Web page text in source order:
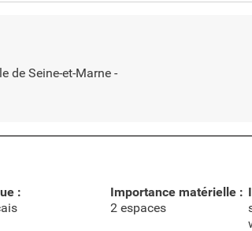
de Seine-et-Marne-
:
Importance matérielle :
2 espaces